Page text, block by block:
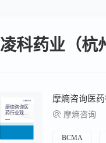
凌科药业（杭
摩熵咨询医
药行业观察
周报（2026.
07.06-2026.0
摩熵咨询
BCMA